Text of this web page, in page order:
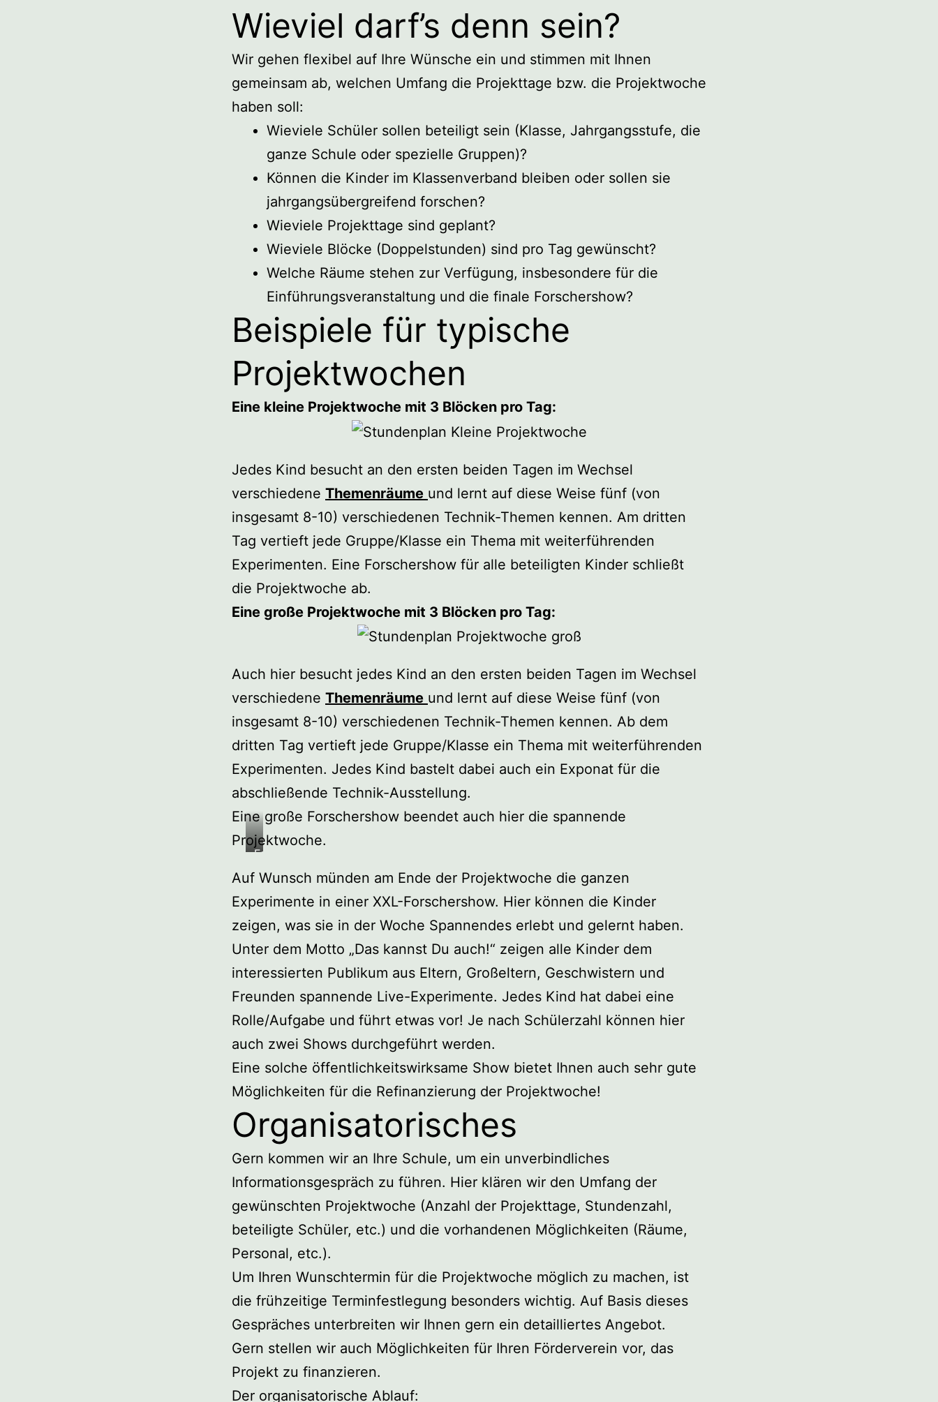
K.
Rehse
Wieviel darf’s denn sein?
Wir gehen flexibel auf Ihre Wünsche ein und stimmen mit Ihnen
gemeinsam ab, welchen Umfang die Projekttage bzw. die Projektwoche
haben soll:
Wieviele Schüler sollen beteiligt sein (Klasse, Jahrgangsstufe, die
ganze Schule oder spezielle Gruppen)?
Können die Kinder im Klassenverband bleiben oder sollen sie
jahrgangsübergreifend forschen?
Wieviele Projekttage sind geplant?
Wieviele Blöcke (Doppelstunden) sind pro Tag gewünscht?
Welche Räume stehen zur Verfügung, insbesondere für die
Einführungsveranstaltung und die finale Forschershow?
Beispiele für typische
Projektwochen
Eine kleine Projektwoche mit 3 Blöcken pro Tag:
Jedes Kind besucht an den ersten beiden Tagen im Wechsel
verschiedene Themenräume und lernt auf diese Weise fünf (von
insgesamt 8-10) verschiedenen Technik-Themen kennen. Am dritten
Tag vertieft jede Gruppe/Klasse ein Thema mit weiterführenden
Experimenten. Eine Forschershow für alle beteiligten Kinder schließt
die Projektwoche ab.
Eine große Projektwoche mit 3 Blöcken pro Tag:
Auch hier besucht jedes Kind an den ersten beiden Tagen im Wechsel
verschiedene Themenräume und lernt auf diese Weise fünf (von
insgesamt 8-10) verschiedenen Technik-Themen kennen. Ab dem
dritten Tag vertieft jede Gruppe/Klasse ein Thema mit weiterführenden
Experimenten. Jedes Kind bastelt dabei auch ein Exponat für die
abschließende Technik-Ausstellung.
Eine große Forschershow beendet auch hier die spannende
Projektwoche.
Fotos:
K.
Auf Wunsch münden am Ende der Projektwoche die ganzen
Experimente in einer XXL-Forschershow. Hier können die Kinder
zeigen, was sie in der Woche Spannendes erlebt und gelernt haben.
Unter dem Motto „Das kannst Du auch!“ zeigen alle Kinder dem
interessierten Publikum aus Eltern, Großeltern, Geschwistern und
Freunden spannende Live-Experimente. Jedes Kind hat dabei eine
Rolle/Aufgabe und führt etwas vor! Je nach Schülerzahl können hier
auch zwei Shows durchgeführt werden.
Eine solche öffentlichkeitswirksame Show bietet Ihnen auch sehr gute
Möglichkeiten für die Refinanzierung der Projektwoche!
Organisatorisches
Gern kommen wir an Ihre Schule, um ein unverbindliches
Informationsgespräch zu führen. Hier klären wir den Umfang der
gewünschten Projektwoche (Anzahl der Projekttage, Stundenzahl,
beteiligte Schüler, etc.) und die vorhandenen Möglichkeiten (Räume,
Personal, etc.).
Um Ihren Wunschtermin für die Projektwoche möglich zu machen, ist
die frühzeitige Terminfestlegung besonders wichtig. Auf Basis dieses
Gespräches unterbreiten wir Ihnen gern ein detailliertes Angebot.
Gern stellen wir auch Möglichkeiten für Ihren Förderverein vor, das
Projekt zu finanzieren.
Der organisatorische Ablauf: